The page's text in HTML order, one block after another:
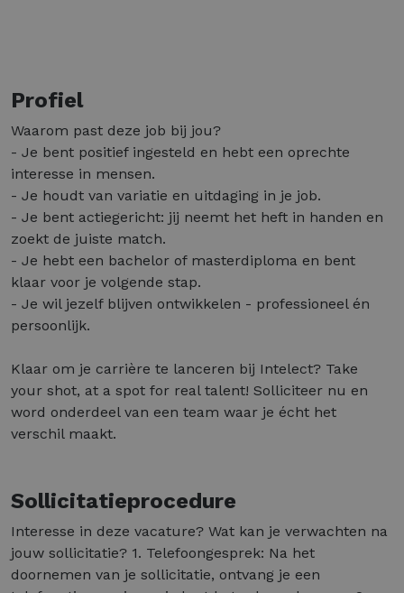
Profiel
Waarom past deze job bij jou?
- Je bent positief ingesteld en hebt een oprechte
interesse in mensen.
- Je houdt van variatie en uitdaging in je job.
- Je bent actiegericht: jij neemt het heft in handen en
zoekt de juiste match.
- Je hebt een bachelor of masterdiploma en bent
klaar voor je volgende stap.
- Je wil jezelf blijven ontwikkelen - professioneel én
persoonlijk.
Klaar om je carrière te lanceren bij Intelect? Take
your shot, at a spot for real talent! Solliciteer nu en
word onderdeel van een team waar je écht het
verschil maakt.
Sollicitatieprocedure
Interesse in deze vacature? Wat kan je verwachten na
jouw sollicitatie? 1. Telefoongesprek: Na het
doornemen van je sollicitatie, ontvang je een